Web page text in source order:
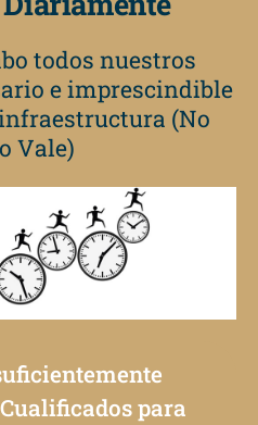
todos nuestros
e imprescindible
(No
Vale)
para